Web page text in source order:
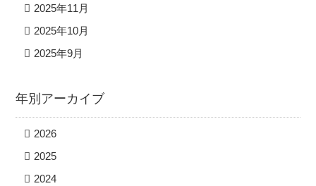
2025年11月
2025年10月
2025年9月
年別アーカイブ
2026
2025
2024